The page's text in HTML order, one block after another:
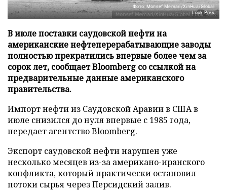
Фото: Monsef Memari/XinHua/Global
Look Pres
В июле поставки саудовской нефти на
американские нефтеперерабатывающие заводы
полностью прекратились впервые более чем за
сорок лет, сообщает Bloomberg со ссылкой на
предварительные данные американского
правительства.
Импорт нефти из Саудовской Аравии в США в
июле снизился до нуля впервые с 1985 года,
передает агентствоBloomberg.
Экспорт саудовской нефти нарушен уже
несколько месяцев из-за американо-иранского
конфликта, который практически остановил
потоки сырья через Персидский залив.